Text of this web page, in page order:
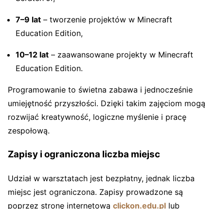
7–9 lat – tworzenie projektów w Minecraft
Education Edition,
10–12 lat – zaawansowane projekty w Minecraft
Education Edition.
Programowanie to świetna zabawa i jednocześnie
umiejętność przyszłości. Dzięki takim zajęciom mogą
rozwijać kreatywność, logiczne myślenie i pracę
zespołową.
Zapisy i ograniczona liczba miejsc
Udział w warsztatach jest bezpłatny, jednak liczba
miejsc jest ograniczona. Zapisy prowadzone są
poprzez stronę internetową clickon.edu.pl lub